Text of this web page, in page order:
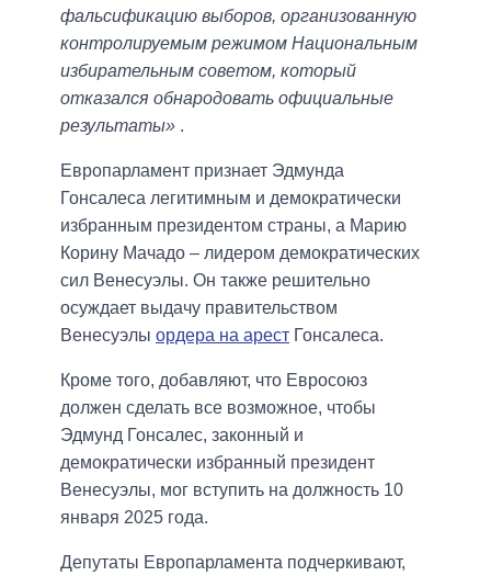
фальсификацию выборов, организованную
контролируемым режимом Национальным
избирательным советом, который
отказался обнародовать официальные
результаты» .
Европарламент признает Эдмунда
Гонсалеса легитимным и демократически
избранным президентом страны, а Марию
Корину Мачадо – лидером демократических
сил Венесуэлы. Он также решительно
осуждает выдачу правительством
Венесуэлы ордера на арест Гонсалеса.
Кроме того, добавляют, что Евросоюз
должен сделать все возможное, чтобы
Эдмунд Гонсалес, законный и
демократически избранный президент
Венесуэлы, мог вступить на должность 10
января 2025 года.
Депутаты Европарламента подчеркивают,